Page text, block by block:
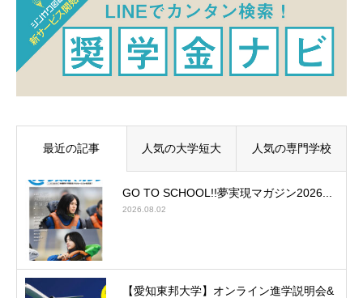
最近の記事 人気の大学短大 人気の専門学校
GO TO SCHOOL!!夢実現マガジン2026...
2026.08.02
【愛知東邦大学】オンライン進学説明会&